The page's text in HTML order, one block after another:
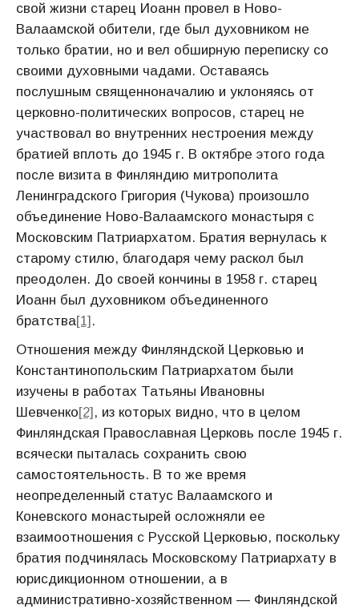
свой жизни старец Иоанн провел в Ново-
Валаамской обители, где был духовником не
только братии, но и вел обширную переписку со
своими духовными чадами. Оставаясь
послушным священноначалию и уклоняясь от
церковно-политических вопросов, старец не
участвовал во внутренних нестроения между
братией вплоть до 1945 г. В октябре этого года
после визита в Финляндию митрополита
Ленинградского Григория (Чукова) произошло
объединение Ново-Валаамского монастыря с
Московским Патриархатом. Братия вернулась к
старому стилю, благодаря чему раскол был
преодолен. До своей кончины в 1958 г. старец
Иоанн был духовником объединенного
братства[1].
Отношения между Финляндской Церковью и
Константинопольским Патриархатом были
изучены в работах Татьяны Ивановны
Шевченко[2], из которых видно, что в целом
Финляндская Православная Церковь после 1945 г.
всячески пыталась сохранить свою
самостоятельность. В то же время
неопределенный статус Валаамского и
Коневского монастырей осложняли ее
взаимоотношения с Русской Церковью, поскольку
братия подчинялась Московскому Патриархату в
юрисдикционном отношении, а в
административно-хозяйственном — Финляндской